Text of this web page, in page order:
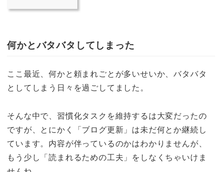
何かとバタバタしてしまった
ここ最近、何かと頼まれごとが多いせいか、バタバタ
としてしまう日々を過ごしてました。
そんな中で、習慣化タスクを維持するは大変だったの
ですが、とにかく「ブログ更新」は未だ何とか継続し
ています。内容が伴っているのかはわかりませんが、
もう少し「読まれるための工夫」をしなくちゃいけま